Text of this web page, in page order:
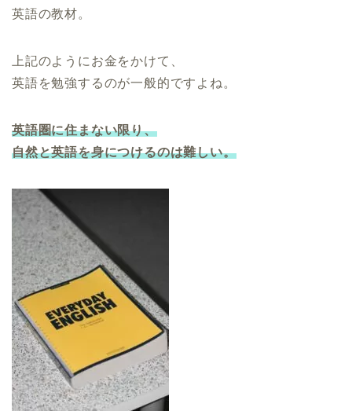
英語の教材。
上記のようにお金をかけて、
英語を勉強するのが一般的ですよね。
英語圏に住まない限り、
自然と英語を身につけるのは難しい。